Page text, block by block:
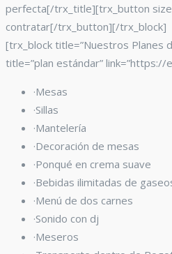
perfecta[/trx_title][trx_button
contratar[/trx_button][/trx_block]
[trx_block title=”Nuestros Planes
title=”plan estándar”
·Mesas
·Sillas
·Mantelería
·Decoración de mesas
·Ponqué en crema suave
·Bebidas ilimitadas de
·Menú de dos carnes
·Sonido con dj
·Meseros